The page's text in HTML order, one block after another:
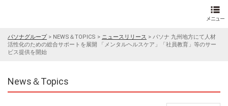
パソナグループ> NEWS＆TOPICS > ニュースリリース > パソナ 九州地方にて人材
活性化のための総合サポートを展開 「メンタルヘルスケア」「社員教育」等のサー
ビス提供を開始
News＆Topics